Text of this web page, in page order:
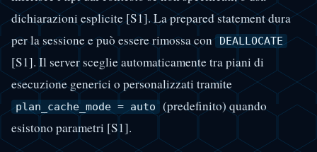
dichiarazioni esplicite [S1]. La prepared statement dura
per la sessione e può essere rimossa con DEALLOCATE
[S1]. Il server sceglie automaticamente tra piani di
esecuzione generici o personalizzati tramite
plan_cache_mode = auto
(predefinito) quando
esistono parametri [S1].